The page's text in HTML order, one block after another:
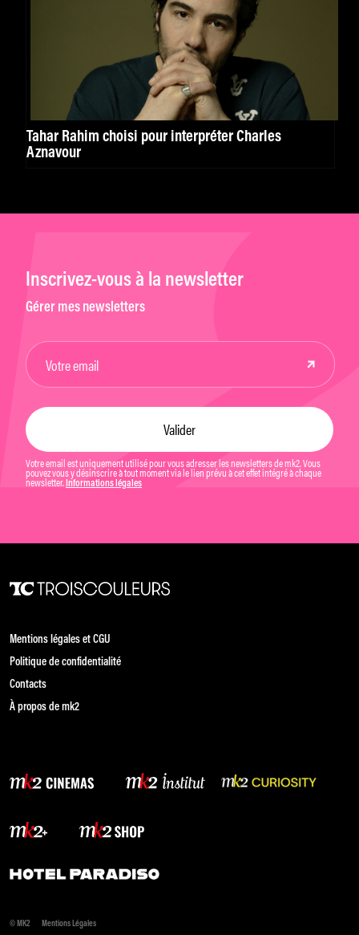
Tahar Rahim choisi pour interpréter Charles
Aznavour
Inscrivez-vous à la newsletter
Gérer mes newsletters
Votre email est uniquement utilisé pour vous adresser les newsletters de mk2. Vous
pouvez vous y désinscrire à tout moment via le lien prévu à cet effet intégré à chaque
newsletter. Informations légales
Mentions légales et CGU
Politique de confidentialité
Contacts
À propos de mk2
© MK2 Mentions Légales